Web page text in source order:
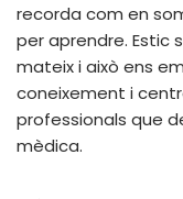
recorda com en
per aprendre. Estic
mateix i això ens
coneixement i
professionals que
mèdica.